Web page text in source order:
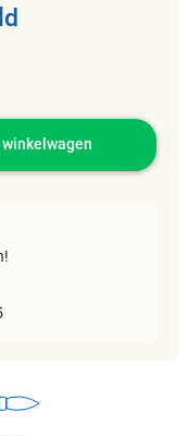
winkelwagen